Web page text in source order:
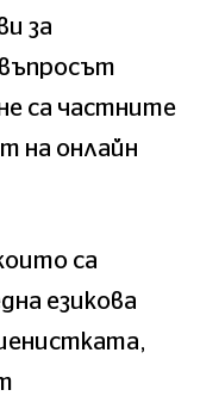
за
са частните
на онлайн
са
езикова